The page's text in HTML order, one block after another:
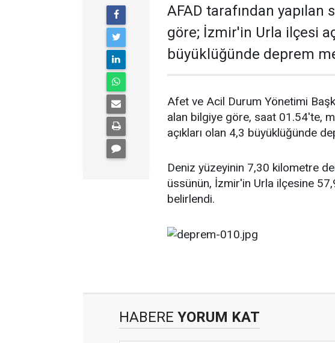
AFAD tarafından yapılan
göre; İzmir'in Urla ilçesi
büyüklüğünde deprem
Afet ve Acil Durum Yönetimi
alan bilgiye göre, saat 01.54'te,
açıkları olan 4,3 büyüklüğünde
Deniz yüzeyinin 7,30 kilometre
üssünün, İzmir'in Urla ilçesine
belirlendi.
HABERE YORUM KAT